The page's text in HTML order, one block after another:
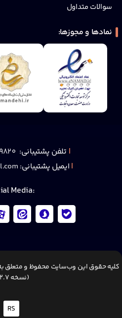
سوالات متداول
نمادها و مجوزها:
| تلفن پشتیبانی: 98+
| ایمیل پشتیبانی:
:Social Media
کلیه حقوق این وب‌سایت محفوظ و متعلق
(نسخه 1.2.7)
RS